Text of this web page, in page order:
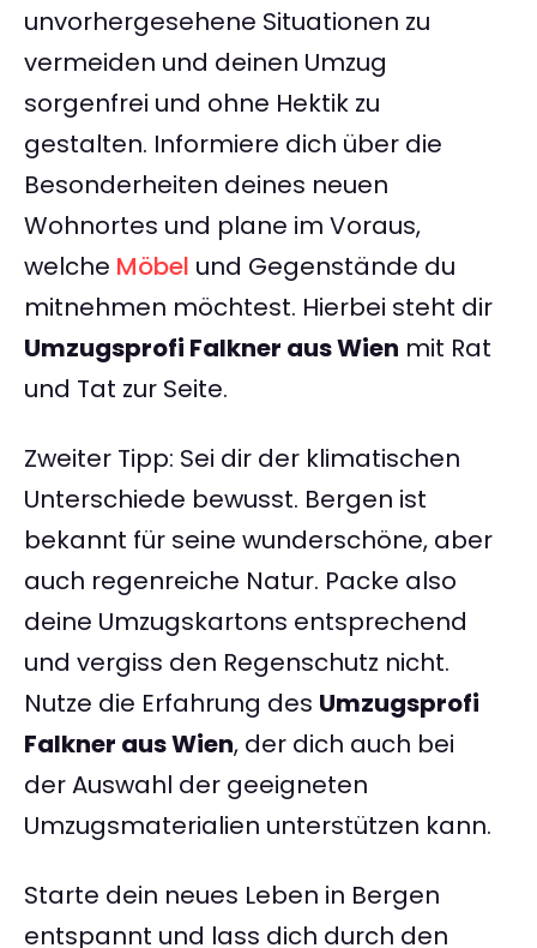
unvorhergesehene Situationen zu
vermeiden und deinen Umzug
sorgenfrei und ohne Hektik zu
gestalten. Informiere dich über die
Besonderheiten deines neuen
Wohnortes und plane im Voraus,
welche Möbel und Gegenstände du
mitnehmen möchtest. Hierbei steht dir
Umzugsprofi Falkner aus Wien mit Rat
und Tat zur Seite.
Zweiter Tipp: Sei dir der klimatischen
Unterschiede bewusst. Bergen ist
bekannt für seine wunderschöne, aber
auch regenreiche Natur. Packe also
deine Umzugskartons entsprechend
und vergiss den Regenschutz nicht.
Nutze die Erfahrung des Umzugsprofi
Falkner aus Wien, der dich auch bei
der Auswahl der geeigneten
Umzugsmaterialien unterstützen kann.
Starte dein neues Leben in Bergen
entspannt und lass dich durch den